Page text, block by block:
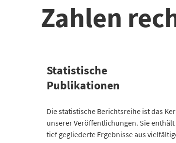
Zahlen
Statistische
Publikationen
Kategorie
Anzahl Publikationen
Bevölkerung 30
Gesellschaft 64
Die statistische Berichtsreihe ist das
unserer Veröffentlichungen. Sie
tief gegliederte Ergebnisse aus